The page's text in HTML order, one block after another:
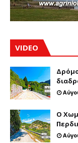
VIDEO
Ο